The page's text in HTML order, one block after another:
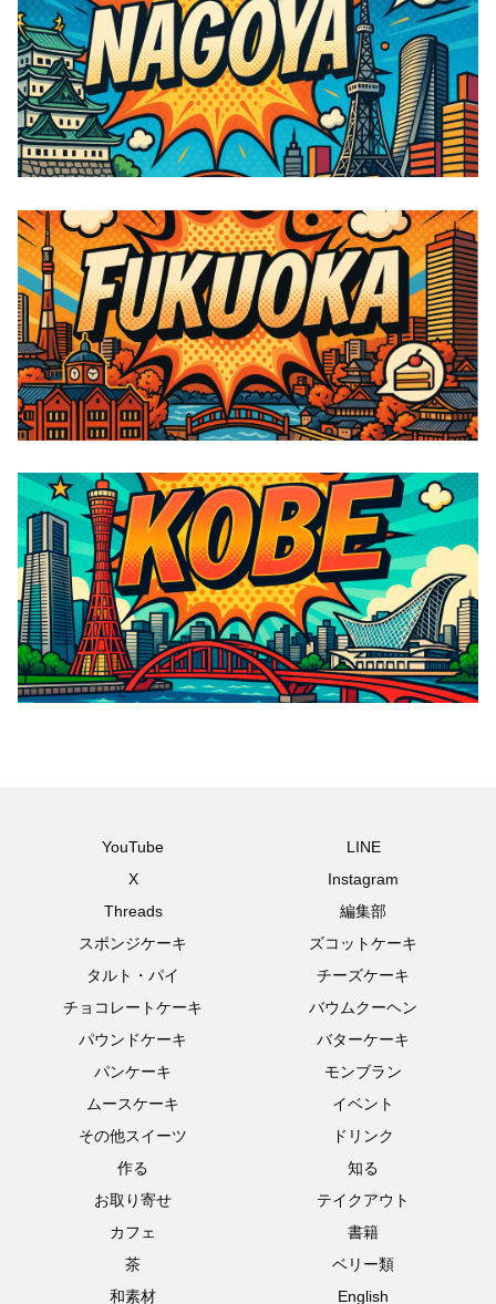
YouTube
LINE
X
Instagram
Threads
編集部
スポンジケーキ
ズコットケーキ
タルト・パイ
チーズケーキ
チョコレートケーキ
バウムクーヘン
パウンドケーキ
バターケーキ
パンケーキ
モンブラン
ムースケーキ
イベント
その他スイーツ
ドリンク
作る
知る
お取り寄せ
テイクアウト
カフェ
書籍
茶
ベリー類
和素材
English